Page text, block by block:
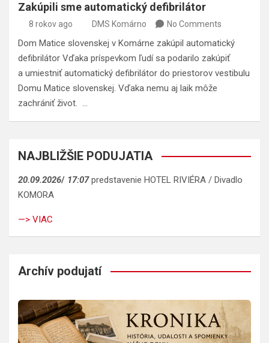
Zakúpili sme automatický defibrilátor
8 rokov ago DMS Komárno No Comments
Dom Matice slovenskej v Komárne zakúpil automatický
defibrilátor Vďaka príspevkom ľudí sa podarilo zakúpiť
a umiestniť automatický defibrilátor do priestorov vestibulu
Domu Matice slovenskej. Vďaka nemu aj laik môže
zachrániť život. …
NAJBLIŽŠIE PODUJATIA
20.09.2026/ 17:07predstavenie HOTEL RIVIÉRA / Divadlo
KOMORA
—> VIAC
Archív podujatí